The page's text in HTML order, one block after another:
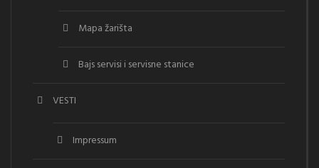
Mapa žarišta
Bajs servisi i servisne stanice
VESTI
Impressum